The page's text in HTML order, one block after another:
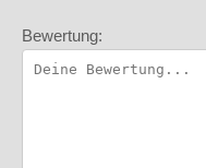
Bewertung: